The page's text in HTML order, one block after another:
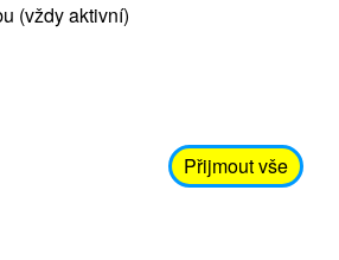
a dárků UNICEF
otevřena každý čtvrtek o 11 do 15 a
vyzvednout po domluvě
telefonním čísle 606 655 547) na
(vždy aktivní)
Přijmout vše